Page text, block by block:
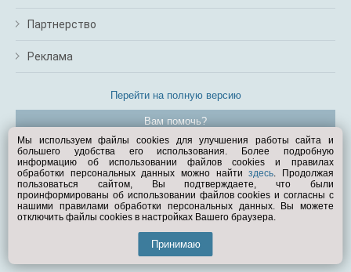
Партнерство
Реклама
Перейти на полную версию
Вам помочь?
© Exist.ru 1998—2026
Мы используем файлы cookies для улучшения работы сайта и
большего удобства его использования. Более подробную
информацию об использовании файлов cookies и правилах
обработки персональных данных можно найтиздесь. Продолжая
пользоваться сайтом, Вы подтверждаете, что были
проинформированы об использовании файлов cookies и согласны с
нашими правилами обработки персональных данных. Вы можете
отключить файлы cookies в настройках Вашего браузера.
Принимаю